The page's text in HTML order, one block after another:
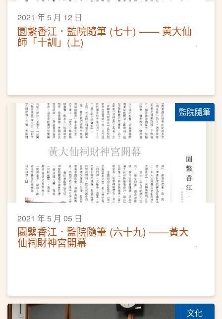
2021 年 5 月 12 日
園繫香江．監院隨筆 (七十) —— 黃大仙
師「十訓」(上)
監院隨筆
2021 年 5 月 05 日
園繫香江．監院隨筆 (六十九) ——黃大
仙祠財神宮開幕
文化